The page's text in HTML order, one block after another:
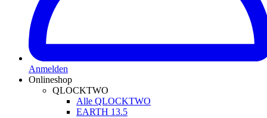
Anmelden
Onlineshop
QLOCKTWO
Alle QLOCKTWO
EARTH 13.5